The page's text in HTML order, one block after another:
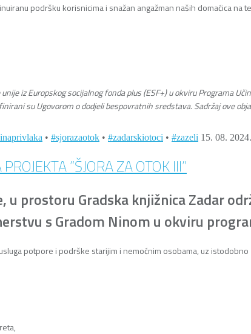
podršku korisnicima i snažan angažman naših domaćica na
iz Europskog socijalnog fonda plus (ESF+) u okviru Programa
su Ugovorom o dodjeli bespovratnih sredstava. Sadržaj ove
• #sjorazaotok • #zadarskiotoci • #zazeli 15. 08. 2024.
”ŠJORA ZA OTOK III”
u prostoru Gradska knjižnica Zadar
s Gradom Ninom u okviru
potpore i podrške starijim i nemoćnim osobama, uz